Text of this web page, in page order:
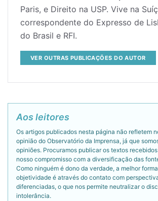
Paris, e Direito na USP. Vive na
correspondente do Expresso de
do Brasil e RFI.
VER OUTRAS PUBLICAÇÕES DO AUTOR
Aos leitores
Os artigos publicados nesta página não refletem
opinião do Observatório da Imprensa, já que
opiniões. Procuramos publicar os textos
nosso compromisso com a diversificação das
Como ninguém é dono da verdade, a melhor
objetividade é através do contato com
diferenciadas, o que nos permite neutralizar o
intolerância.